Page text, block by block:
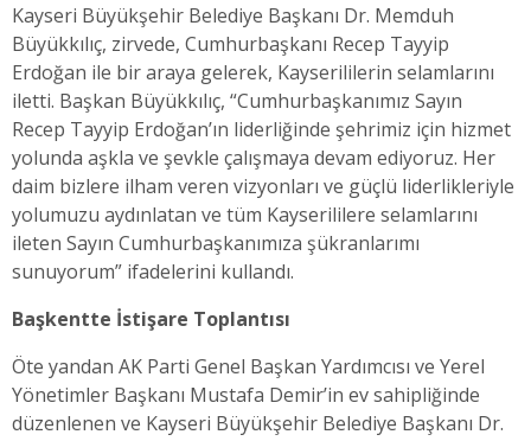
Kayseri Büyükşehir Belediye Başkanı Dr. Memduh
Büyükkılıç, zirvede, Cumhurbaşkanı Recep Tayyip
Erdoğan ile bir araya gelerek, Kayserililerin selamlarını
iletti. Başkan Büyükkılıç, “Cumhurbaşkanımız Sayın
Recep Tayyip Erdoğan’ın liderliğinde şehrimiz için hizmet
yolunda aşkla ve şevkle çalışmaya devam ediyoruz. Her
daim bizlere ilham veren vizyonları ve güçlü liderlikleriyle
yolumuzu aydınlatan ve tüm Kayserililere selamlarını
ileten Sayın Cumhurbaşkanımıza şükranlarımı
sunuyorum” ifadelerini kullandı.
Başkentte İstişare Toplantısı
Öte yandan AK Parti Genel Başkan Yardımcısı ve Yerel
Yönetimler Başkanı Mustafa Demir’in ev sahipliğinde
düzenlenen ve Kayseri Büyükşehir Belediye Başkanı Dr.